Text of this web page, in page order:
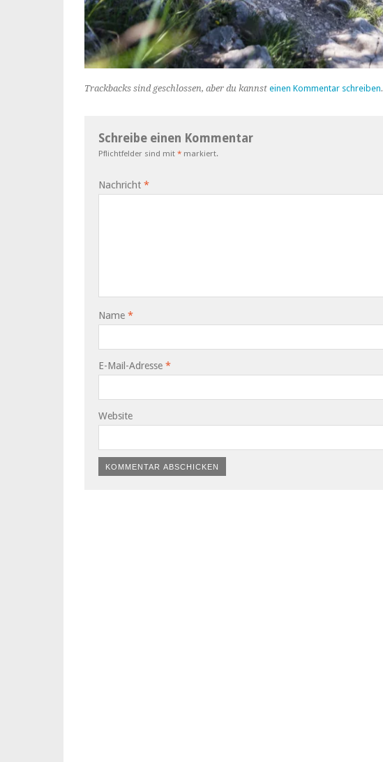
Trackbacks sind geschlossen, aber du kannst einen Kommentar schreiben.
Schreibe einen Kommentar
Pflichtfelder sind mit * markiert.
Nachricht *
Name *
E-Mail-Adresse *
Website